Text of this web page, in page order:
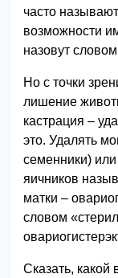
часто
возможности
назовут
Но с точки
лишение
кастрация –
это. Удалять
семенники)
яичников
матки –
словом
Сказать, какой